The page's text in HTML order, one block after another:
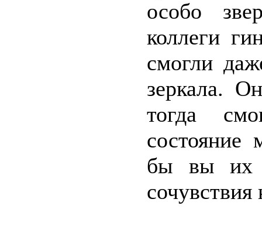
особо
коллеги
смогли
зеркала.
тогда
состояние
бы вы их
сочувствия